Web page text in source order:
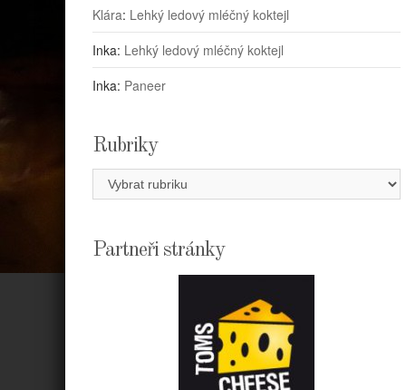
Klára: Lehký ledový mléčný koktejl
Inka: Lehký ledový mléčný koktejl
Inka: Paneer
Rubriky
Rubriky
Partneři stránky